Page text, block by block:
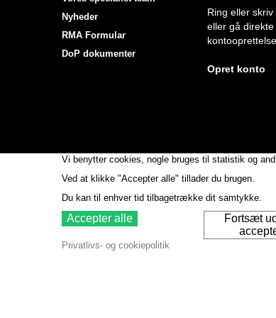
Nyheder
RMA Formular
DoP dokumenter
Ring eller
eller gå
Opret konto
Vi benytter cookies, nogle bruges til statistik og
Ved at klikke "Accepter alle" tillader du brugen.
Du kan til enhver tid tilbagetrække dit samtykke.
Accepter alle
Fortsæt
Privatlivs- og cookiepolitik